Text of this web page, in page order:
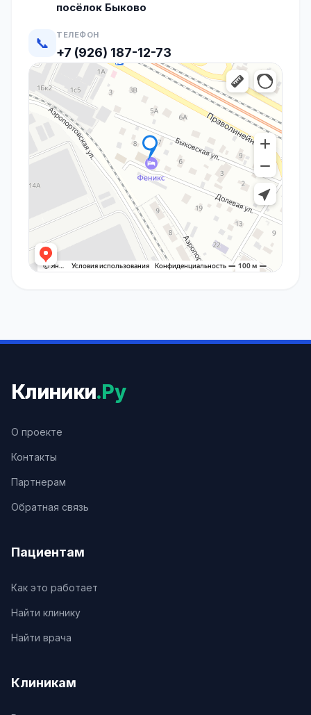
посёлок Быково
📞 ТЕЛЕФОН
+7 (926) 187-12-73
Клиники.Ру
О проекте
Контакты
Партнерам
Обратная связь
Пациентам
Как это работает
Найти клинику
Найти врача
Клиникам